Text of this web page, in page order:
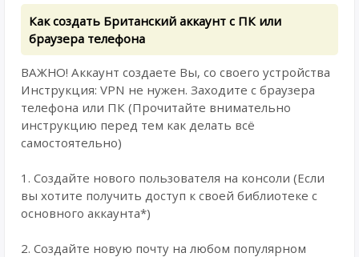
Как создать Британский аккаунт c ПК или
браузера телефона
ВАЖНО! Аккаунт создаете Вы, со своего устройства
Инструкция: VPN не нужен. Заходите с браузера
телефона или ПК (Прочитайте внимательно
инструкцию перед тем как делать всё
самостоятельно)
1. Создайте нового пользователя на консоли (Если
вы хотите получить доступ к своей библиотеке с
основного аккаунта*)
2. Создайте новую почту на любом популярном